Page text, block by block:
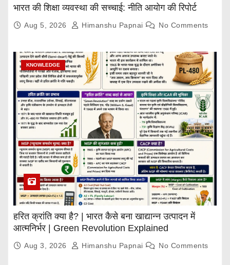
भारत की शिक्षा व्यवस्था की सच्चाई: नीति आयोग की रिपोर्ट
Aug 5, 2026 Himanshu Papnai No Comments
KNOWLEDGE
हरित क्रांति क्या है? | भारत कैसे बना खाद्यान्न उत्पादन में
आत्मनिर्भर | Green Revolution Explained
Aug 3, 2026 Himanshu Papnai No Comments